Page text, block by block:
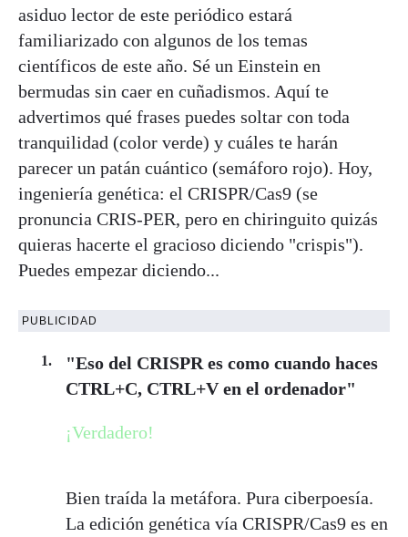
asiduo lector de este periódico estará
familiarizado con algunos de los temas
científicos de este año. Sé un Einstein en
bermudas sin caer en cuñadismos. Aquí te
advertimos qué frases puedes soltar con toda
tranquilidad (color verde) y cuáles te harán
parecer un patán cuántico (semáforo rojo). Hoy,
ingeniería genética: el CRISPR/Cas9 (se
pronuncia CRIS-PER, pero en chiringuito quizás
quieras hacerte el gracioso diciendo "crispis").
Puedes empezar diciendo...
PUBLICIDAD
"Eso del CRISPR es como cuando haces
CTRL+C, CTRL+V en el ordenador"
¡Verdadero!
Bien traída la metáfora. Pura ciberpoesía.
La edición genética vía CRISPR/Cas9 es en